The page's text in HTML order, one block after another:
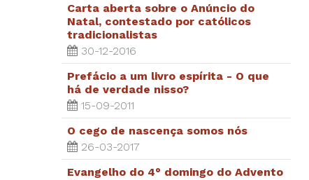
Carta aberta sobre o Anúncio do
Natal, contestado por católicos
tradicionalistas
30-12-2016
Prefácio a um livro espírita - O que
há de verdade nisso?
15-09-2011
O cego de nascença somos nós
26-03-2017
Evangelho do 4° domingo do Advento